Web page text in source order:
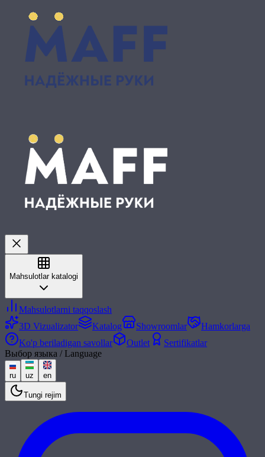
Mahsulotlar katalogi
Mahsulotlarni taqqoslash
3D Vizualizator
Katalog Showroomlar
Hamkorlarga
Ko'p beriladigan savollar
Outlet
Sertifikatlar
Выбор языка / Language
ru uz en
Tungi rejim